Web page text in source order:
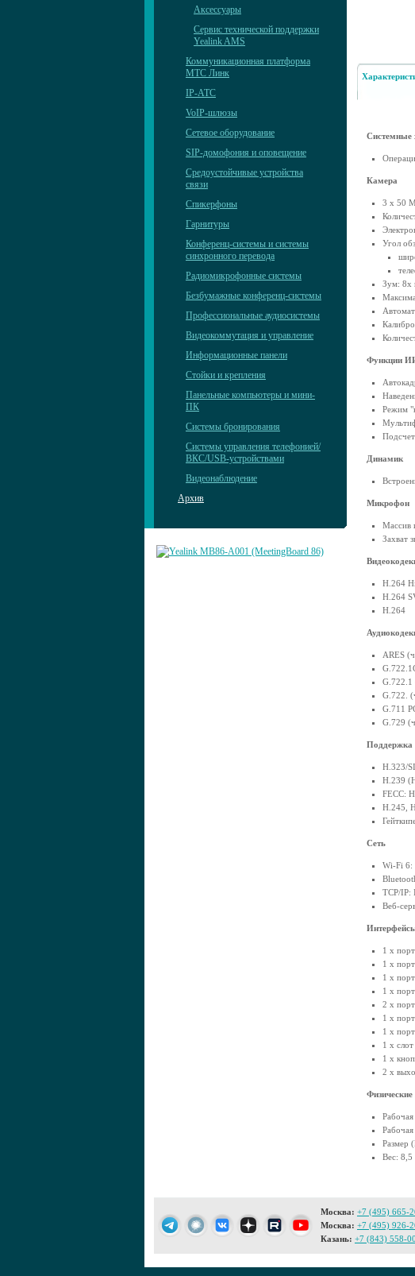
Аксессуары
Сервис технической поддержки
Yealink AMS
Коммуникационная платформа
МТС Линк
IP-АТС
VoIP-шлюзы
Сетевое оборудование
SIP-домофония и оповещение
Средоустойчивые устройства
связи
Спикерфоны
Гарнитуры
Конференц-системы и системы
синхронного перевода
Радиомикрофонные системы
Безбумажные конференц-системы
Профессиональные аудиосистемы
Видеокоммутация и управление
Информационные панели
Стойки и крепления
Панельные компьютеры и мини-
ПК
Системы бронирования
Системы управления телефонией/
ВКС/USB-устройствами
Видеонаблюдение
Архив
Системные
Камера
3 х 50
Угол
Зум: 8х
Функции
Режим
Динамик
Микрофон
Массив
Захват
H.264
H.264
H.264
ARES
G.722.1
G.722.
G.711
G.729
Поддержка
H.323/
H.239
FECC:
H.245,
Сеть
Wi-Fi 6:
TCP/IP:
Веб-
1 х
1 х
1 х
1 х
2 х
1 х
1 х
1 х
1 х
2 х
Физические
Размер
Вес: 8,5
Москва: +7 (495) 665-
Москва: +7 (495) 926-
Казань: +7 (843) 558-